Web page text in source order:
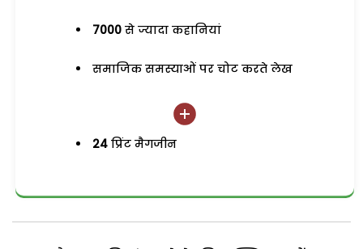
7000 से ज्यादा कहानियां
समाजिक समस्याओं पर चोट करते लेख
24 प्रिंट मैगजीन